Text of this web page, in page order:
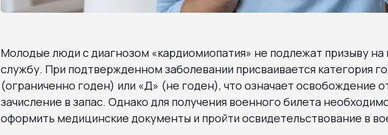
Молодые люди с диагнозом «кардиомиопатия» не подлежат призыву
службу. При подтвержденном заболевании присваивается категория
(ограниченно годен) или «Д» (не годен), что означает освобождение
зачисление в запас. Однако для получения военного билета
оформить медицинские документы и пройти освидетельствование в